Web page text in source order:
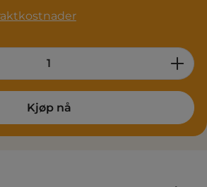
Enter the desired
Kjøp nå